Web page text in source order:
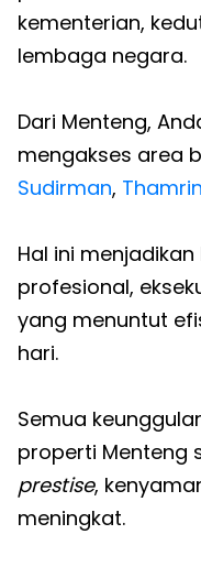
kementerian,
lembaga negara.
Dari Menteng,
mengakses area
Sudirman, Thamrin
Hal ini
profesional,
yang menuntut
hari.
Semua
properti Menteng
prestise,
meningkat.